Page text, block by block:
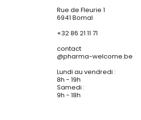
Rue de Fleurie 1
6941 Bomal
+32 86 21 11 71
contact
@pharma-welcome.be
Lundi au vendredi :
8h - 19h
Samedi :
9h - 18h